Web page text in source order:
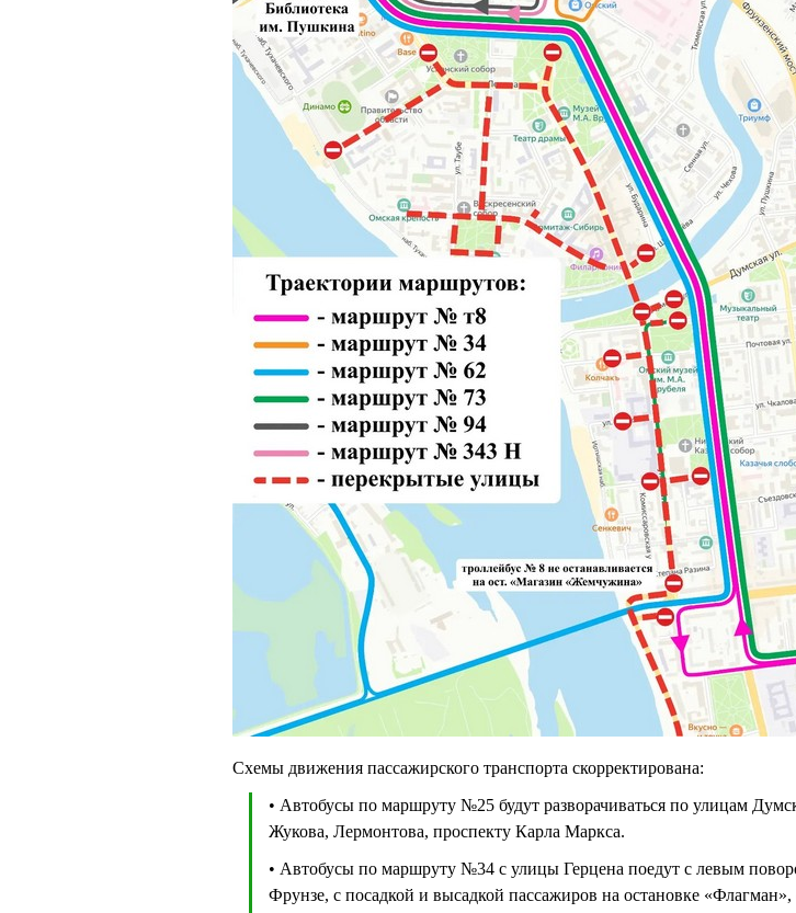
Схемы движения пассажирского транспорта скорректирована:
• Автобусы по маршруту №25 будут разворачиваться по улицам
Жукова, Лермонтова, проспекту Карла Маркса.
• Автобусы по маршруту №34 с улицы Герцена поедут с левым
Фрунзе, с посадкой и высадкой пассажиров на остановке